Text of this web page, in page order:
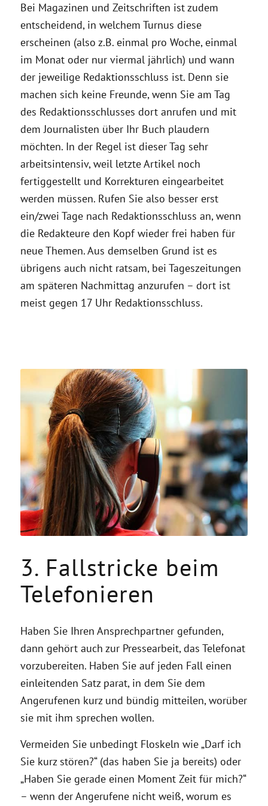
Bei Magazinen und Zeitschriften ist zudem
entscheidend, in welchem Turnus diese
erscheinen (also z.B. einmal pro Woche, einmal
im Monat oder nur viermal jährlich) und wann
der jeweilige Redaktionsschluss ist. Denn sie
machen sich keine Freunde, wenn Sie am Tag
des Redaktionsschlusses dort anrufen und mit
dem Journalisten über Ihr Buch plaudern
möchten. In der Regel ist dieser Tag sehr
arbeitsintensiv, weil letzte Artikel noch
fertiggestellt und Korrekturen eingearbeitet
werden müssen. Rufen Sie also besser erst
ein/zwei Tage nach Redaktionsschluss an, wenn
die Redakteure den Kopf wieder frei haben für
neue Themen. Aus demselben Grund ist es
übrigens auch nicht ratsam, bei Tageszeitungen
am späteren Nachmittag anzurufen – dort ist
meist gegen 17 Uhr Redaktionsschluss.
3. Fallstricke beim
Telefonieren
Haben Sie Ihren Ansprechpartner gefunden,
dann gehört auch zur Pressearbeit, das Telefonat
vorzubereiten. Haben Sie auf jeden Fall einen
einleitenden Satz parat, in dem Sie dem
Angerufenen kurz und bündig mitteilen, worüber
sie mit ihm sprechen wollen.
Vermeiden Sie unbedingt Floskeln wie „Darf ich
Sie kurz stören?“ (das haben Sie ja bereits) oder
„Haben Sie gerade einen Moment Zeit für mich?“
– wenn der Angerufene nicht weiß, worum es